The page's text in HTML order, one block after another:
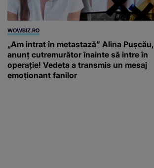
WOWBIZ.RO
„Am intrat în metastază” Alina Pușcău,
anunț cutremurător înainte să intre în
operație! Vedeta a transmis un mesaj
emoționant fanilor